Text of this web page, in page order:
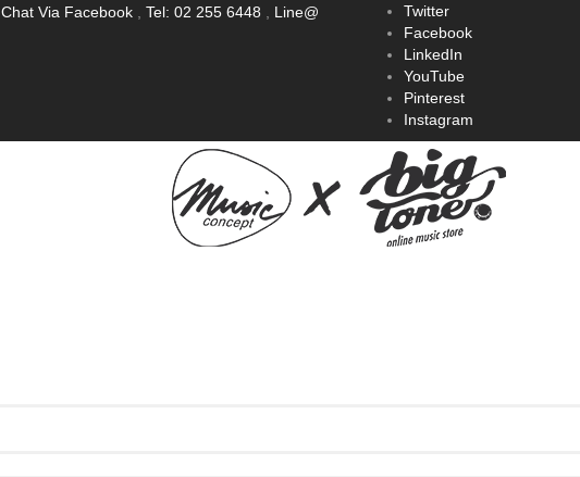
Chat Via Facebook Tel: 02 255 6448 Line@
Twitter
Facebook
LinkedIn
YouTube
Pinterest
Instagram